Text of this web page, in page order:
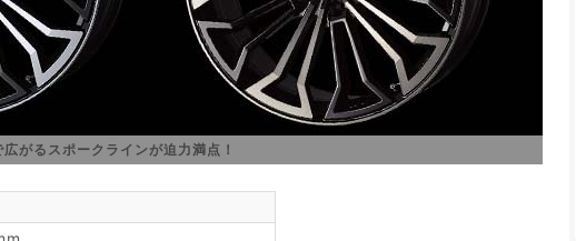
がるスポークラインが迫力満点！